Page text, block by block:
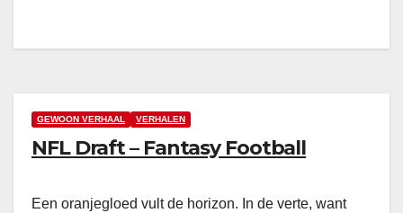
GEWOON VERHAAL VERHALEN
NFL Draft – Fantasy Football
Een oranjegloed vult de horizon. In de verte, want